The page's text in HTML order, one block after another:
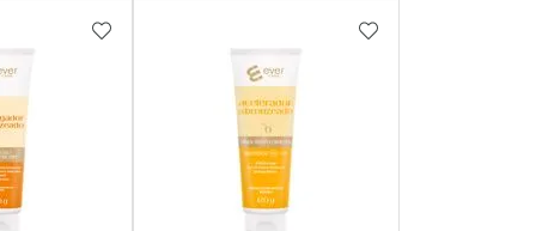
ADICIONAR AOS FAVORITOSADICIONAR AOS